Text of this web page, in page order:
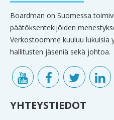
Boardman on Suomessa
päätöksentekijöiden
Verkostoomme kuuluu lukuisia
hallitusten jäseniä sekä johtoa.
YHTEYSTIEDOT